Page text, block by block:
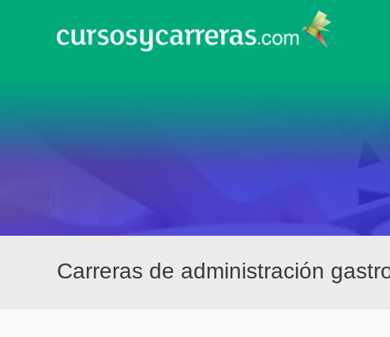
Carreras de administración